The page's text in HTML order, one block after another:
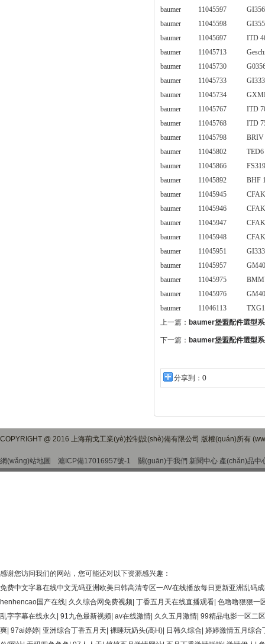
baumer
11045597
baumer
11045598
baumer
11045697
ITD
baumer
11045713
baumer
11045730
baumer
11045733
baumer
11045734
baumer
11045767
ITD
baumer
11045768
ITD
baumer
11045798
BRIV
baumer
11045802
baumer
11045866
baumer
11045892
BHF
baumer
11045945
baumer
11045946
baumer
11045947
baumer
11045948
baumer
11045951
baumer
11045957
baumer
11045975
baumer
11045976
baumer
11046113
上一篇： baumer堡盟配件選型
下一篇： baumer堡盟配件選型
分享到： 0
COPYRIGHT @ 2016 上海荊戈工業(yè)控制設(shè)備有限公司 版權(quán)所有
網(wǎng)站地圖 滬ICP備17016957號-1 關(guān)于我們 新聞中心 產(chǎn)品中
感谢您访问我们的网站，您可能还对以下资源感兴趣：
免费中文字幕在线中文无码亚洲欧美日韩高清专区一AV在线播放每日更新亚洲乱码
henhencao国产在线 久久综合网免费视频 丁香五月天在线直播观看 色噜噜狠狠一
乱字字幕在线永久 91九色最新视频 av在线激情 久久五月激情 99精品电影一区二
爽 97ai婷婷 亚洲综合丁香五月天 裸睡玩奶头(高H) 日韩久综合 婷婷激情五月综合